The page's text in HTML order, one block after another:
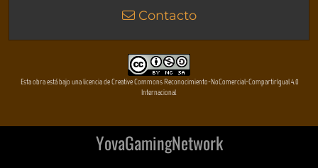
Contacto
Esta obra está bajo una licencia de Creative Commons Reconocimiento-NoComercial-CompartirIgual 4.0
Internacional
YovaGamingNetwork